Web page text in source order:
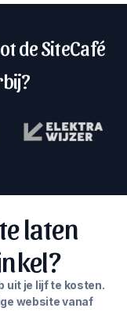
de SiteCafé
laten
uit je lijf te kosten.
website vanaf